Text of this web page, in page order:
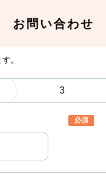
お問い合わせ
。
3